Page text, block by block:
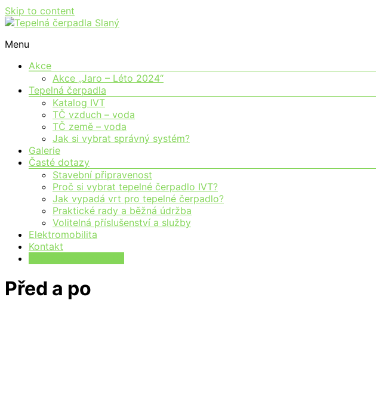
Skip to content
Tepelná čerpadla Slaný
Moderní vytápění pro každého
Menu
Akce
Akce „Jaro – Léto 2024“
Tepelná čerpadla
Katalog IVT
TČ vzduch – voda
TČ země – voda
Jak si vybrat správný systém?
Galerie
Časté dotazy
Stavební připravenost
Proč si vybrat tepelné čerpadlo IVT?
Jak vypadá vrt pro tepelné čerpadlo?
Praktické rady a běžná údržba
Volitelná příslušenství a služby
Elektromobilita
Kontakt
Před a po